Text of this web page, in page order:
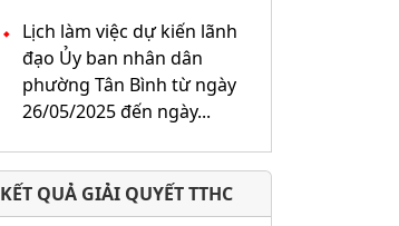
Lịch làm việc dự kiến lãnh
đạo Ủy ban nhân dân
phường Tân Bình từ ngày
26/05/2025 đến ngày...
KẾT QUẢ GIẢI QUYẾT TTHC